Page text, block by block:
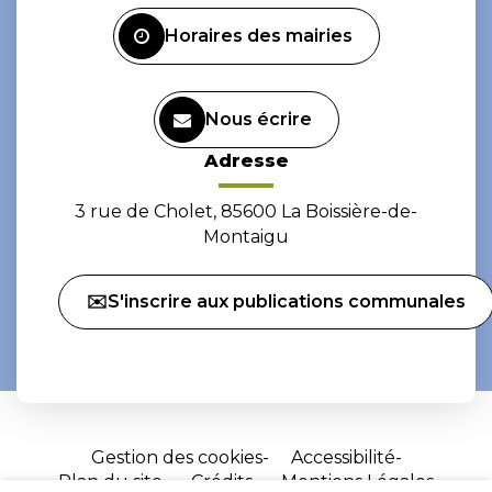
Horaires des mairies
Nous écrire
Adresse
3 rue de Cholet, 85600 La Boissière-de-
Montaigu
✉️S'inscrire aux publications communales
Gestion des cookies
Accessibilité
Plan du site
Crédits Mentions Légales